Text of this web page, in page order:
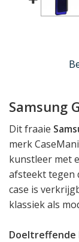
Samsung
Dit fraaie
merk
kunstleer met
afsteekt tegen
case is
klassiek als
Doeltreffende